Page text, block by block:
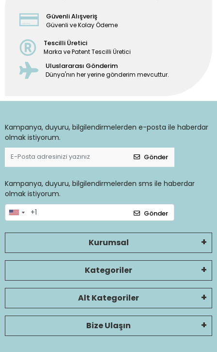
Güvenli Alışveriş
Güvenli ve Kolay Ödeme
Tescilli Üretici
Marka ve Patent Tescilli Üretici
Uluslararası Gönderim
Dünya'nın her yerine gönderim mevcuttur.
Kampanya, duyuru, bilgilendirmelerden e-posta ile haberdar
olmak istiyorum.
Gönder
Kampanya, duyuru, bilgilendirmelerden sms ile haberdar
olmak istiyorum.
Gönder
Kurumsal
Kategoriler
Alt Kategoriler
Bize Ulaşın